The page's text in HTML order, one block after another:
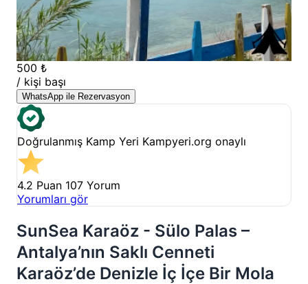
500 ₺
/ kişi başı
WhatsApp ile Rezervasyon
Doğrulanmış Kamp Yeri Kampyeri.org onaylı
4.2 Puan 107 Yorum
Yorumları gör
SunSea Karaöz - Sülo Palas –
Antalya’nın Saklı Cenneti
Karaöz’de Denizle İç İçe Bir Mola